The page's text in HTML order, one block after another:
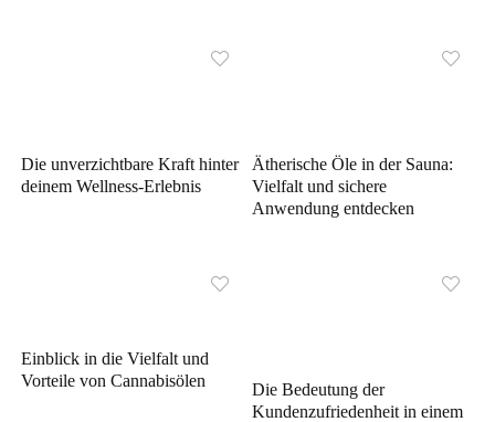
Die unverzichtbare Kraft hinter
deinem Wellness-Erlebnis
Ätherische Öle in der Sauna:
Vielfalt und sichere
Anwendung entdecken
Einblick in die Vielfalt und
Vorteile von Cannabisölen
Die Bedeutung der
Kundenzufriedenheit in einem